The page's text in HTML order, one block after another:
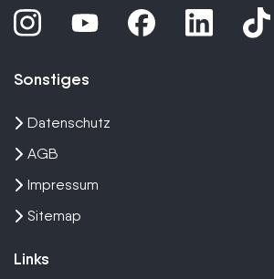
Sonstiges
Datenschutz
AGB
Impressum
Sitemap
Links